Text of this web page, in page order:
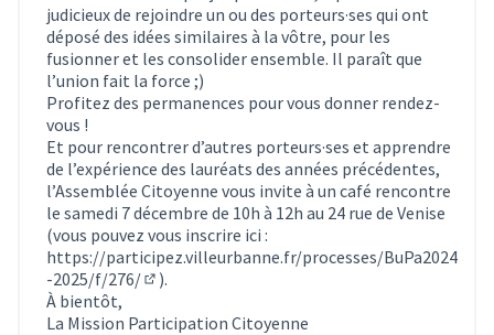
judicieux de rejoindre un ou des porteurs·ses qui ont
déposé des idées similaires à la vôtre, pour les
fusionner et les consolider ensemble. Il paraît que
l’union fait la force ;)
Profitez des permanences pour vous donner rendez-
vous !
Et pour rencontrer d’autres porteurs·ses et apprendre
de l’expérience des lauréats des années précédentes,
l’Assemblée Citoyenne vous invite à un café rencontre
le samedi 7 décembre de 10h à 12h au 24 rue de Venise
(vous pouvez vous inscrire ici :
https://participez.villeurbanne.fr/processes/BuPa2024
-2025/f/276/
(S'ouvre dans un nouvel onglet)
).
À bientôt,
La Mission Participation Citoyenne